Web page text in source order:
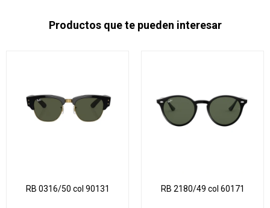
Productos que te pueden interesar
RB 0316/50 col 90131 RB 2180/49 col 60171